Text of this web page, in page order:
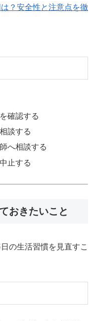
？安全性と注意点を徹
確認する
談する
へ相談する
止する
おきたいこと
の生活習慣を見直すこ